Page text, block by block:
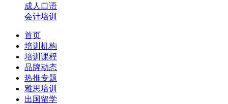
成人口语
会计培训
首页
培训机构
培训课程
品牌动态
热推专题
雅思培训
出国留学